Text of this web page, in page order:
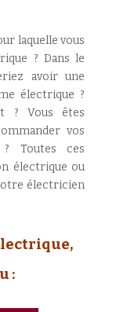
laquelle vous
? Dans le
avoir une
électrique ?
? Vous êtes
vos
? Toutes ces
électrique ou
électricien
: